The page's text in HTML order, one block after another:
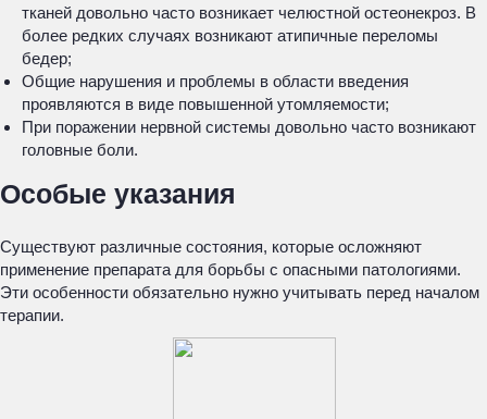
тканей довольно часто возникает челюстной остеонекроз. В
более редких случаях возникают атипичные переломы
бедер;
Общие нарушения и проблемы в области введения
проявляются в виде повышенной утомляемости;
При поражении нервной системы довольно часто возникают
головные боли.
Особые указания
Существуют различные состояния, которые осложняют
применение препарата для борьбы с опасными патологиями.
Эти особенности обязательно нужно учитывать перед началом
терапии.